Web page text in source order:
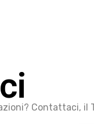
Contattaci, il